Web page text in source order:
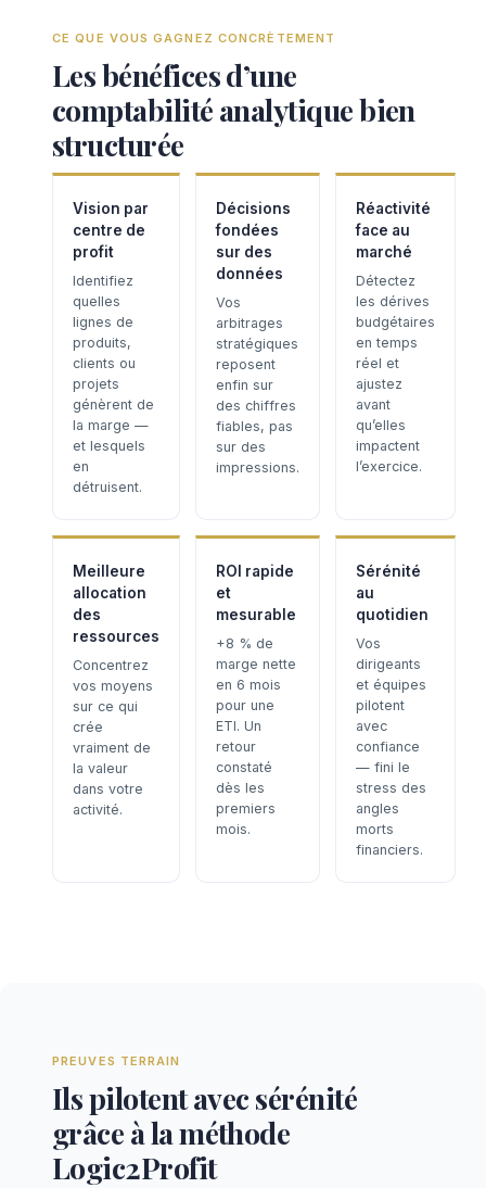
CE QUE VOUS GAGNEZ CONCRÈTEMENT
Les bénéfices d’une
comptabilité analytique bien
structurée
Vision par
centre de
profit
Identifiez
quelles
lignes de
produits,
clients ou
projets
génèrent de
la marge —
et lesquels
en
détruisent.
Décisions
fondées
sur des
données
Vos
arbitrages
stratégiques
reposent
enfin sur
des chiffres
fiables, pas
sur des
impressions.
Réactivité
face au
marché
Détectez
les dérives
budgétaires
en temps
réel et
ajustez
avant
qu’elles
impactent
l’exercice.
Meilleure
allocation
des
ressources
Concentrez
vos moyens
sur ce qui
crée
vraiment de
la valeur
dans votre
activité.
ROI rapide
et
mesurable
+8 % de
marge nette
en 6 mois
pour une
ETI. Un
retour
constaté
dès les
premiers
mois.
Sérénité
au
quotidien
Vos
dirigeants
et équipes
pilotent
avec
confiance
— fini le
stress des
angles
morts
financiers.
PREUVES TERRAIN
Ils pilotent avec sérénité
grâce à la méthode
Logic2Profit